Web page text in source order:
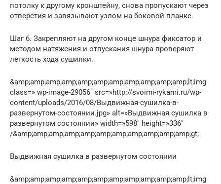
потолку к другому кронштейну, снова пропускают через
отверстия и завязывают узлом на боковой планке.
Шаг 6. Закрепляют на другом конце шнура фиксатор и
методом натяжения и отпускания шнура проверяют
легкость хода сушилки.
&amp;amp;amp;amp;amp;amp;amp;amp;amp;amp;amp;lt;img
class=» wp-image-29056″ src=»http://svoimi-rykami.ru/wp-
content/uploads/2016/08/Выдвижная-сушилка-в-
развернутом-состоянии.jpg» alt=»Выдвижная сушилка в
развернутом состоянии» width=»598″ height=»336″
/&amp;amp;amp;amp;amp;amp;amp;amp;amp;amp;amp;gt;
Выдвижная сушилка в развернутом состоянии
&amp;amp;amp;amp;amp;amp;amp;amp;amp;amp;amp;lt;img